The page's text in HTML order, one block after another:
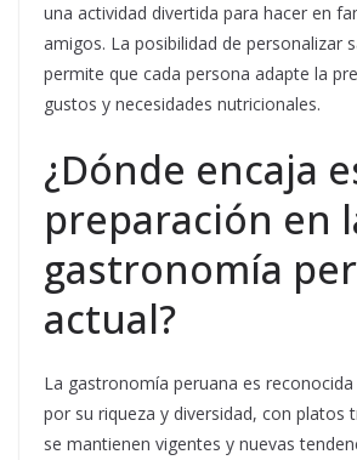
una actividad divertida para hacer en
amigos. La posibilidad de personalizar
permite que cada persona adapte la
gustos y necesidades nutricionales.
¿Dónde encaja
preparación en
gastronomía
actual?
La gastronomía peruana es
por su riqueza y diversidad, con platos
se mantienen vigentes y nuevas